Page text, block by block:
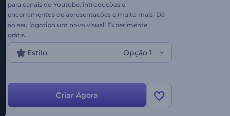
para canais do Youtube, introduções e
encerramentos de apresentações e muito mais. Dê
ao seu logotipo um novo visual! Experimente
grátis.
Estilo Opção 1
Criar Agora